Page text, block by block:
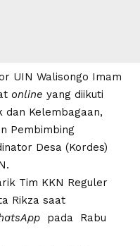
UIN Walisongo Imam
online yang diikuti
dan Kelembagaan,
Pembimbing
Desa (Kordes)
Tim KKN Reguler
Rikza saat
pada Rabu